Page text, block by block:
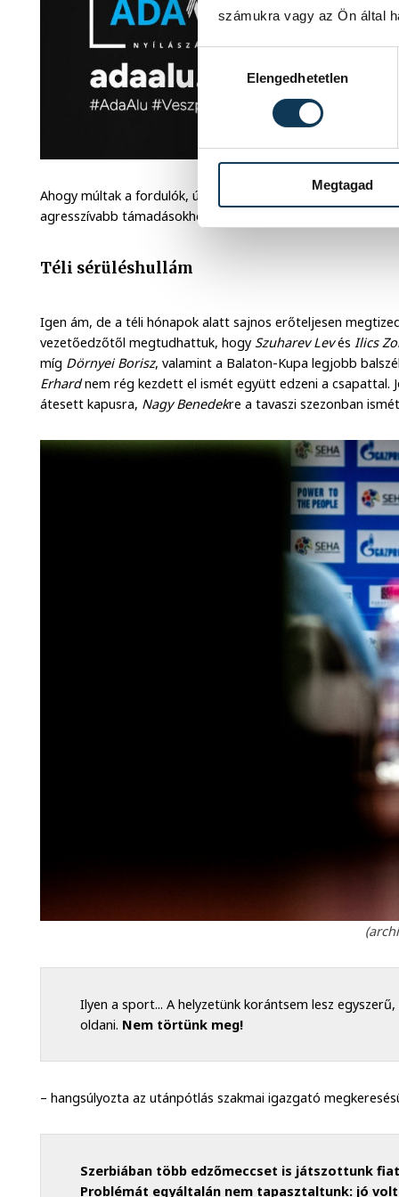
számukra vagy az Ön által
Elengedhetetlen
Megtagad
Ahogy múltak a fordulók, úgy javult fel egyre a fiatalok
agresszívabb támadásokhoz. A kapusteljesítménnyel pedig
Téli sérüléshullám
Igen ám, de a téli hónapok alatt sajnos erőteljesen
vezetőedzőtől megtudhattuk, hogy Szuharev LevésIlics
míg Dörnyei Borisz, valamint a Balaton-Kupa legjobb
Erhardnem rég kezdett el ismét együtt edzeni a csapattal.
átesett kapusra, Nagy Benedekre a tavaszi szezonban
Ilyen a sport... A helyzetünk korántsem lesz
oldani. Nem törtünk meg!
– hangsúlyozta az utánpótlás szakmai igazgató
Szerbiában több edzőmeccset is játszottunk
Problémát egyáltalán nem tapasztaltunk: jó